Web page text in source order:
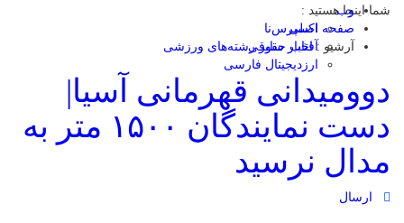
وب
اکسپرس‌نا
آفتاب حقوقی
ارزدیجیتال فارسی
شما اینجا هستید :
صفحه اصلی
آرشیو :اخبار سایر رشته‌های ورزشی
دوومیدانی قهرمانی آسیا|
دست نمایندگان ۱۵۰۰ متر به
مدال نرسید
ارسال